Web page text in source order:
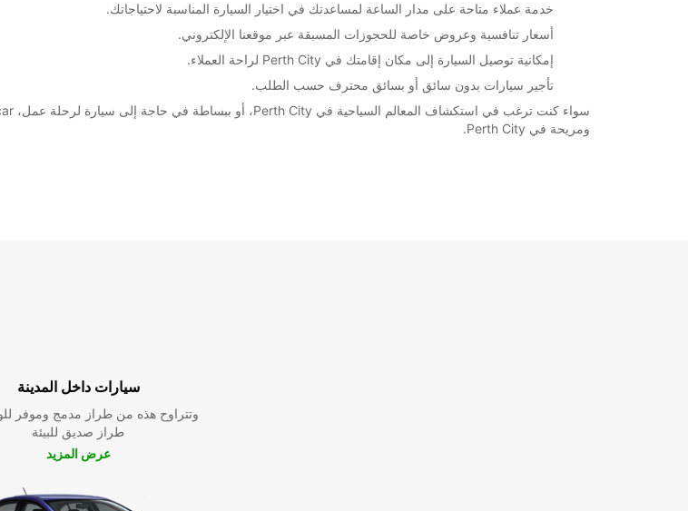
خدمة عملاء متاحة على مدار الساعة لمساعدتك في اختيار السيارة المناسبة لاحتياجاتك.
أسعار تنافسية وعروض خاصة للحجوزات المسبقة عبر موقعنا الإلكتروني.
إمكانية توصيل السيارة إلى مكان إقامتك في Perth City لراحة العملاء.
تأجير سيارات بدون سائق أو بسائق محترف حسب الطلب.
ومريحة في Perth City.
سيارات داخل المدينة
وتتراوح هذه من طراز مدمج وموفر
طراز صديق للبيئة
عرض المزيد